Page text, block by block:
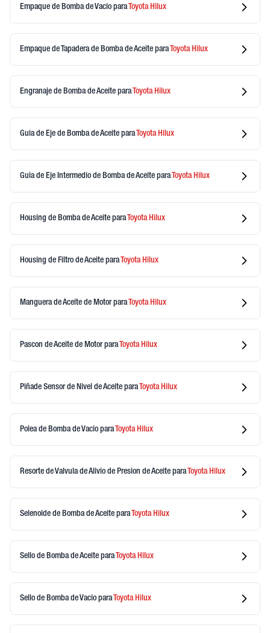
Empaque de Bomba de Vacio paraToyotaHilux
Empaque de Tapadera de Bomba de Aceite paraToyotaHilux
Engranaje de Bomba de Aceite paraToyotaHilux
Guia de Eje de Bomba de Aceite paraToyotaHilux
Guia de Eje Intermedio de Bomba de Aceite paraToyotaHilux
Housing de Bomba de Aceite paraToyotaHilux
Housing de Filtro de Aceite paraToyotaHilux
Manguera de Aceite de MotorparaToyotaHilux
Pascon de Aceite de MotorparaToyotaHilux
Piñade Sensor de Nivel de Aceite paraToyotaHilux
Polea de Bomba de Vacio paraToyotaHilux
Resorte de Valvula de Alivio de Presion de Aceite paraToyotaHilux
Selenoide de Bomba de Aceite paraToyotaHilux
Sello de Bomba de Aceite paraToyotaHilux
Sello de Bomba de Vacio paraToyotaHilux